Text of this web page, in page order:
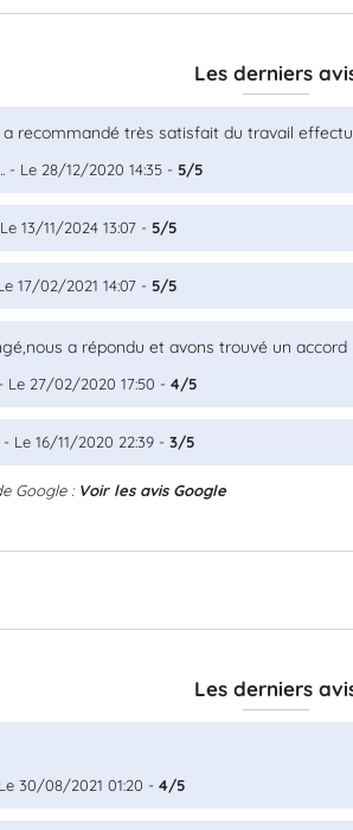
Les derniers
a recommandé très satisfait du travail
- Le 28/12/2020 14:35 - 5/5
13/11/2024 13:07 - 5/5
17/02/2021 14:07 - 5/5
a répondu et avons trouvé un
- Le 27/02/2020 17:50 - 4/5
- Le 16/11/2020 22:39 - 3/5
Google : Voir les avis Google
Les derniers
30/08/2021 01:20 - 4/5